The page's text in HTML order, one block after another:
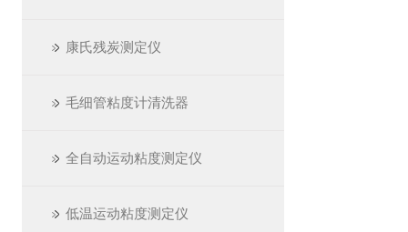
康氏残炭测定仪
毛细管粘度计清洗器
全自动运动粘度测定仪
低温运动粘度测定仪